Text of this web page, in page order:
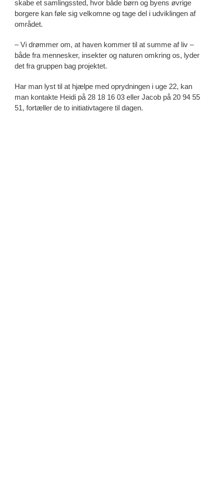
skabe et samlingssted, hvor både børn og byens øvrige
borgere kan føle sig velkomne og tage del i udviklingen af
området.
– Vi drømmer om, at haven kommer til at summe af liv –
både fra mennesker, insekter og naturen omkring os, lyder
det fra gruppen bag projektet.
Har man lyst til at hjælpe med oprydningen i uge 22, kan
man kontakte Heidi på 28 18 16 03 eller Jacob på 20 94 55
51, fortæller de to initiativtagere til dagen.